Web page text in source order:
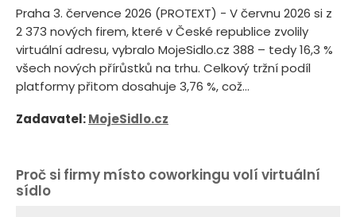
Praha 3. července 2026 (PROTEXT) - V červnu 2026 si z
2 373 nových firem, které v České republice zvolily
virtuální adresu, vybralo MojeSidlo.cz 388 – tedy 16,3 %
všech nových přírůstků na trhu. Celkový tržní podíl
platformy přitom dosahuje 3,76 %, což...
Zadavatel:MojeSidlo.cz
Proč si firmy místo coworkingu volí virtuální
sídlo